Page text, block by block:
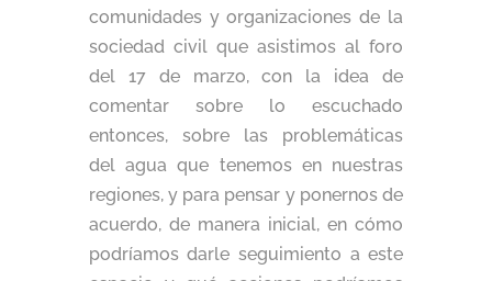
comunidades y organizaciones de la
sociedad civil que asistimos al foro
del 17 de marzo, con la idea de
comentar sobre lo escuchado
entonces, sobre las problemáticas
del agua que tenemos en nuestras
regiones, y para pensar y ponernos de
acuerdo, de manera inicial, en cómo
podríamos darle seguimiento a este